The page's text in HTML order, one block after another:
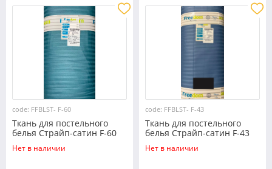
code: FFBLST- F-60
Ткань для постельного
белья Страйп-сатин F-60
(30м)
Нет в наличии
code: FFBLST- F-43
Ткань для постельного
белья Страйп-сатин F-43
(30м)
Нет в наличии